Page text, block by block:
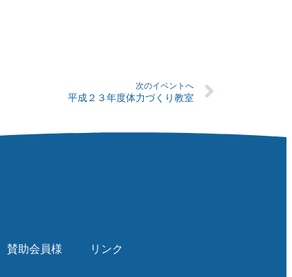
次のイベントへ
平成２３年度体力づくり教室
賛助会員様 リンク